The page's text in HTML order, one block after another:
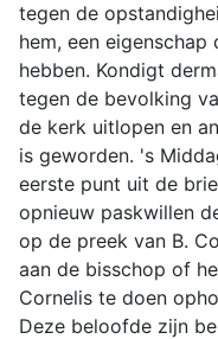
tegen de
hem, een
hebben. Kondigt
tegen de bevolking
de kerk uitlopen en
is geworden. 's
eerste punt uit de
opnieuw paskwillen
op de preek van B.
aan de bisschop of
Cornelis te doen
Deze beloofde zijn